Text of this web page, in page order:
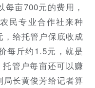
亩700元的费用，
民专业合作社来种
，给托管户保底收成
每斤约1.5元，就是
管户每亩还可以赚
局长黄俊芳给记者算